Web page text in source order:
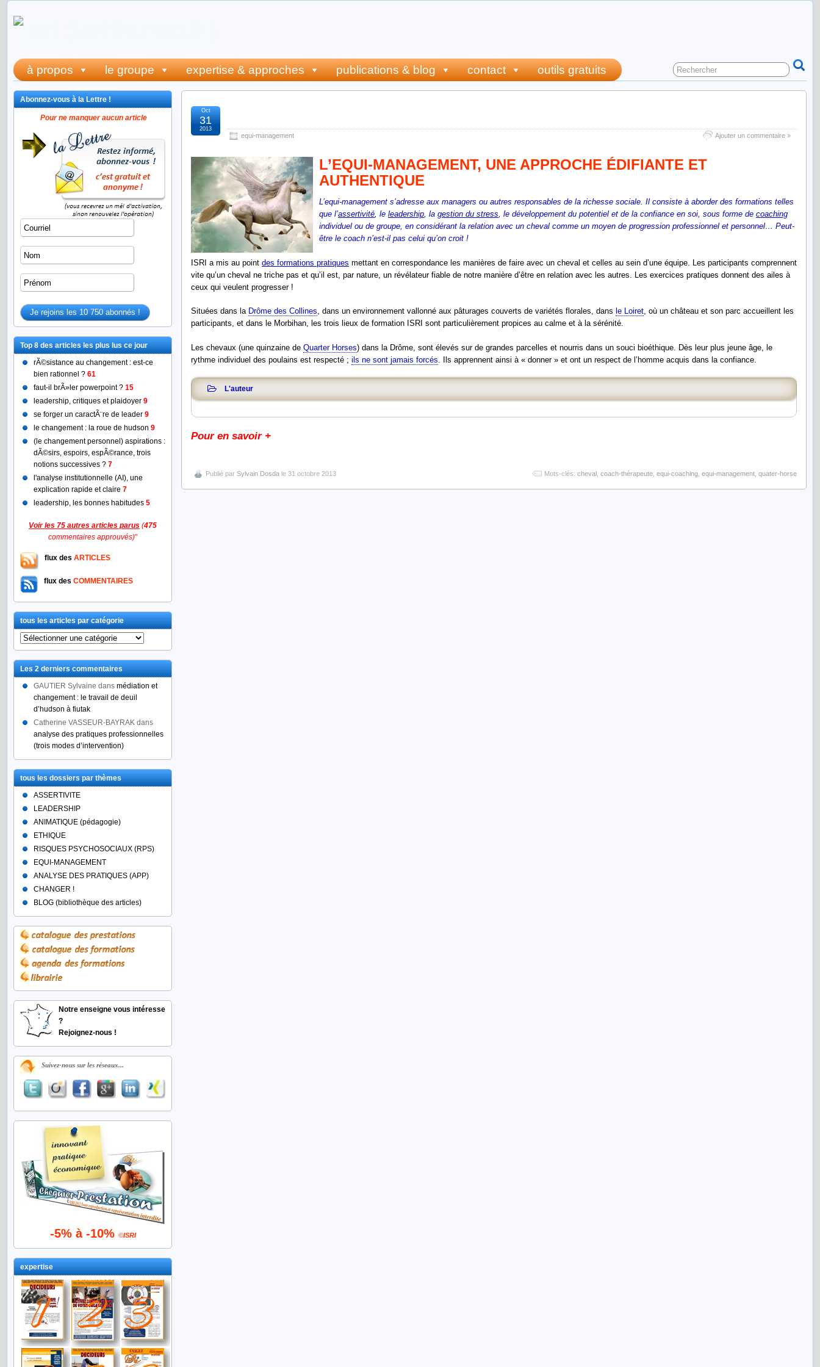
à propos le groupe expertise & approches publications & blog contact outils gratuits
equi-management Ajouter un commentaire »
Oct
31
2013
L’EQUI-MANAGEMENT, UNE APPROCHE ÉDIFIANTE ET
AUTHENTIQUE
L’equi-management s’adresse aux managers ou autres responsables de la richesse sociale. Il consiste à aborder des formations telles
que l’assertivité, le leadership, la gestion du stress, le développement du potentiel et de la confiance en soi, sous forme de coaching
individuel ou de groupe, en considérant la relation avec un cheval comme un moyen de progression professionnel et personnel… Peut-
être le coach n’est-il pas celui qu’on croit !
ISRI a mis au point des formations pratiques mettant en correspondance les manières de faire avec un cheval et celles au sein d’une équipe. Les participants comprennent
vite qu’un cheval ne triche pas et qu’il est, par nature, un révélateur fiable de notre manière d’être en relation avec les autres. Les exercices pratiques donnent des ailes à
ceux qui veulent progresser !
Situées dans la Drôme des Collines, dans un environnement vallonné aux pâturages couverts de variétés florales, dans le Loiret, où un château et son parc accueillent les
participants, et dans le Morbihan, les trois lieux de formation ISRI sont particulièrement propices au calme et à la sérénité.
Les chevaux (une quinzaine de Quarter Horses) dans la Drôme, sont élevés sur de grandes parcelles et nourris dans un souci bioéthique. Dès leur plus jeune âge, le
rythme individuel des poulains est respecté ; ils ne sont jamais forcés . Ils apprennent ainsi à « donner » et ont un respect de l’homme acquis dans la confiance.
L'auteur
Pour en savoir +
Publié par Sylvain Dosda le 31 octobre 2013 Mots-clés: cheval coach-thérapeute equi-coaching equi-management quater-horse
Abonnez-vous à la Lettre !
Pour ne manquer aucun article
Top 8 des articles les plus lus ce jour
rÃ©sistance au changement : est-ce
bien rationnel ? 61
faut-il brÃ»ler powerpoint ? 15
leadership, critiques et plaidoyer 9
se forger un caractÃ¨re de leader 9
le changement : la roue de hudson 9
(le changement personnel) aspirations :
dÃ©sirs, espoirs, espÃ©rance, trois
notions successives ? 7
l'analyse institutionnelle (AI), une
explication rapide et claire 7
leadership, les bonnes habitudes 5
Voir les 75 autres articles parus (475
commentaires approuvés)"
flux des ARTICLES
flux des COMMENTAIRES
tous les articles par catégorie
tous
les
articles
par
catégorie
Les 2 derniers commentaires
GAUTIER Sylvaine dans médiation et
changement : le travail de deuil
d’hudson à fiutak
Catherine VASSEUR-BAYRAK dans
analyse des pratiques professionnelles
(trois modes d’intervention)
tous les dossiers par thèmes
ASSERTIVITE
LEADERSHIP
ANIMATIQUE (pédagogie)
ETHIQUE
RISQUES PSYCHOSOCIAUX (RPS)
EQUI-MANAGEMENT
ANALYSE DES PRATIQUES (APP)
CHANGER !
BLOG (bibliothèque des articles)
Notre enseigne vous intéresse
?
Rejoignez-nous !
Suivez-nous sur les réseaux...
-5% à -10% ©ISRI
expertise